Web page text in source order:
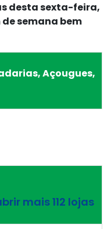
desta sexta-feira,
de semana bem
Açougues,
mais 112 lojas